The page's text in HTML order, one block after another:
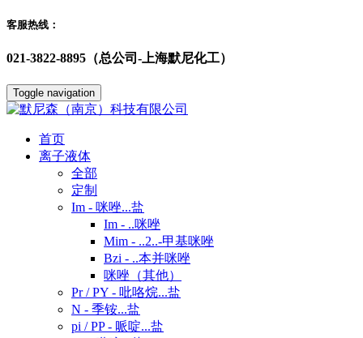
客服热线：
021-3822-8895（总公司-上海默尼化工）
Toggle navigation
首页
离子液体
全部
定制
Im - 咪唑...盐
Im - ..咪唑
Mim - ..2..-甲基咪唑
Bzi - ..本并咪唑
咪唑（其他）
Pr / PY - 吡咯烷...盐
N - 季铵...盐
pi / PP - 哌啶...盐